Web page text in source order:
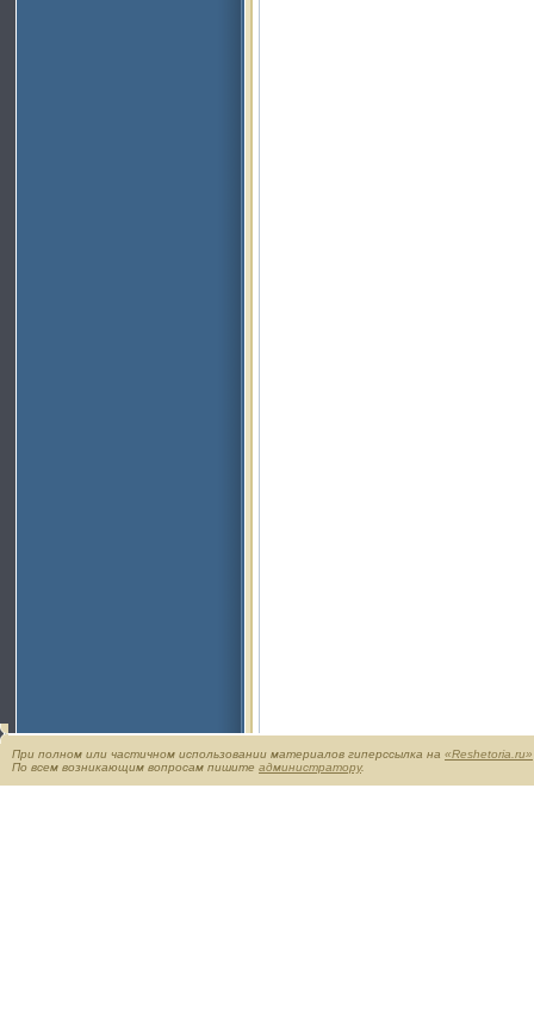
При полном или частичном использовании материалов гиперссылка на «Reshetoria.ru»
По всем возникающим вопросам пишите администратору.